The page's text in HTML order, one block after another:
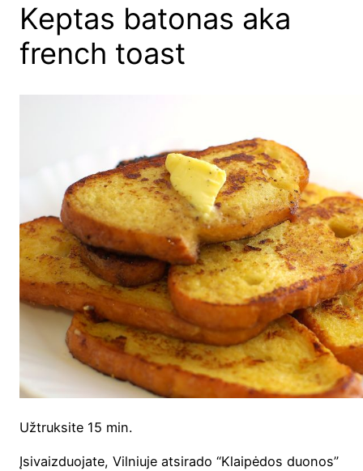
Keptas batonas aka
french toast
Užtruk­si­te 15 min.
Įsi­vaiz­duo­ja­te, Vil­niu­je atsi­ra­do “Klai­pė­dos duo­nos”